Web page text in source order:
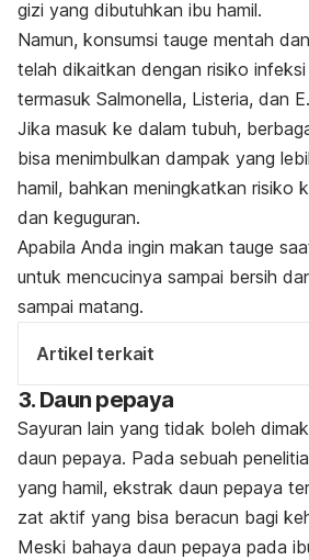
gizi yang dibutuhkan ibu hamil.
Namun, konsumsi tauge mentah
telah dikaitkan dengan risiko
termasuk Salmonella, Listeria, dan
Jika masuk ke dalam tubuh,
bisa menimbulkan dampak yang
hamil, bahkan meningkatkan risiko
dan keguguran.
Apabila Anda ingin makan tauge
untuk mencucinya sampai bersih
sampai matang.
Artikel terkait
3. Daun pepaya
Sayuran lain yang tidak boleh
daun pepaya. Pada sebuah
yang hamil, ekstrak daun pepaya
zat aktif yang bisa beracun bagi
Meski bahaya daun pepaya pada